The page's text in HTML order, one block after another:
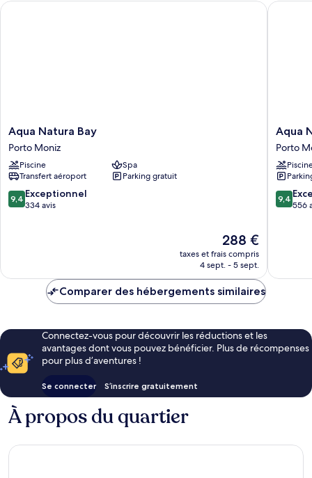
Chambre
Aqua
Natura
Bay
Porto
Moniz
Aqua Natura Bay
Porto Moniz
Piscine
Spa
Transfert aéroport
Parking gratuit
9.4
sur
9,4 Exceptionnel
334 avis
Le
nouveau
prix
de
288 €
taxes et frais compris
4 sept. - 5 sept.
Aqua Natura Bay
Aqua
Natura
Madeira
Hotel
Porto
Moniz
Aqua
Porto
9.4
sur
9,4
556
Aqua
Comparer des hébergements similaires
Connectez-vous pour découvrir les réductions et les
avantages dont vous pouvez bénéficier. Plus de récompenses
pour plus d’aventures !
Se connecter S’inscrire gratuitement
À propos du quartier